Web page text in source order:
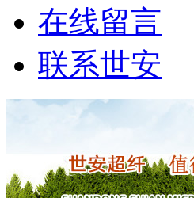
在线留言
联系世安